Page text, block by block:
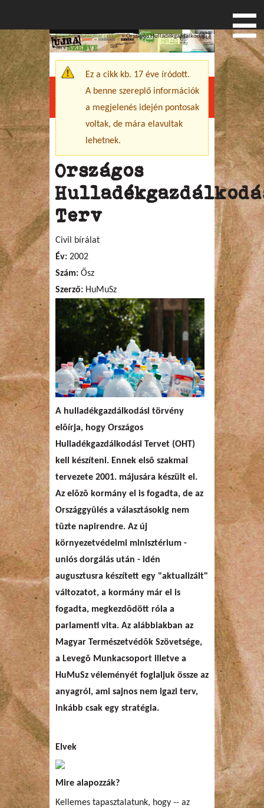
Jelenlegi hely
Főoldal»Szakmai cikkek» Országos Hulladékgazdálkodási
Terv
Figyelmeztető üzenet
Ez a cikk kb. 17 éve íródott.
A benne szereplő információk
a megjelenés idején pontosak
voltak, de mára elavultak
lehetnek.
Országos
Terv
Civil bírálat
Év: 2002
Szám: Ősz
Szerző: HuMuSz
A hulladékgazdálkodási törvény
elõírja, hogy Országos
Hulladékgazdálkodási Tervet (OHT)
kell készíteni. Ennek elsõ szakmai
tervezete 2001. májusára készült el.
Az elõzõ kormány el is fogadta, de az
Országgyûlés a választásokig nem
tûzte napirendre. Az új
környezetvédelmi minisztérium -
uniós dorgálás után - idén
augusztusra készített egy "aktualizált"
változatot, a kormány már el is
fogadta, megkezdõdött róla a
parlamenti vita. Az alábbiakban az
Magyar Természetvédõk Szövetsége,
a Levegõ Munkacsoport illetve a
HuMuSz véleményét foglaljuk össze az
anyagról, ami sajnos nem igazi terv,
inkább csak egy stratégia.
Elvek
Mire alapozzák?
Kellemes tapasztalatunk, hogy -- az